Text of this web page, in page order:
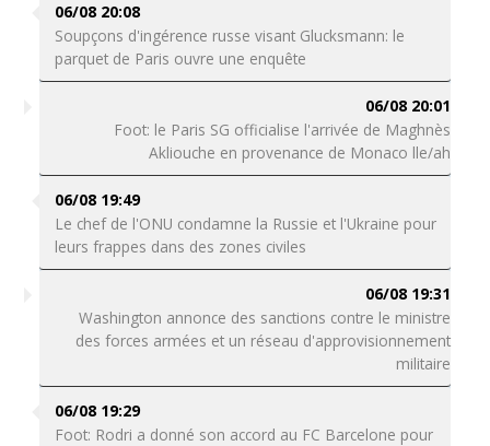
06/08 20:08
Soupçons d'ingérence russe visant Glucksmann: le
parquet de Paris ouvre une enquête
06/08 20:01
Foot: le Paris SG officialise l'arrivée de Maghnès
Akliouche en provenance de Monaco lle/ah
06/08 19:49
Le chef de l'ONU condamne la Russie et l'Ukraine pour
leurs frappes dans des zones civiles
06/08 19:31
Washington annonce des sanctions contre le ministre
des forces armées et un réseau d'approvisionnement
militaire
06/08 19:29
Foot: Rodri a donné son accord au FC Barcelone pour